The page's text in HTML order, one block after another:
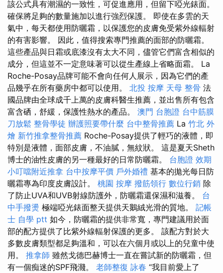
該公式具有潮濕的一致性，可促進應用，但留下啞光錶面。
確保將足夠的數量施加以進行強烈保護。 即使在多雲的天
氣中，每天都使用防曬霜，以保護您的皮膚免受紫外線輻射
的有害影響。 因此，值得搜索專門推薦的面部的防曬霜。
這些產品與日霜或底漆沒有太大不同，儘管它們富含相似的
成分，但這並不一定意味著可以從生產線上省略面霜。 La
Roche-Posay品牌可能不會向任何人展示，因為它們的產
品幾乎在所有藥房中都可以使用。 北投 按摩 天母 整骨 法
國品牌由全球成千上萬的皮膚科醫生推薦，並出售所有包含
富含硒，舒緩，保護性熱水的產品。 澳門 台胞證 台中筋膜
刀放鬆 整骨學徒 辦護照要帶什麼 台中整骨推薦 La 竹北 外
燴 新竹推拿整骨推薦 Roche-Posay提供了輕巧的液體，即
特別是液體，面部皮膚，不油膩，無紋狀。 這是夏天Sheth
博士的油性皮膚的另一種最好的日常防曬霜。 台胞證 效期
小叮噹附近推拿 台中按摩平價 戶外婚禮 基本的拋光每日防
曬霜專為印度皮膚設計。 桃園 按摩 撥筋領行 數位行銷 除
了防止UVA和UVB射線防護外，防曬霜還保濕和滋養。 台
中手撥燙 極端啞光錶面整天提供天鵝絨光滑的質地。 記帳
士 自學 ptt 如今，防曬霜的提供非常寬，專門建議用於面
部的配方提供了比紫外線輻射保護的更多。 該配方對於大
多數皮膚類型都足夠溫和，可以在六個月或以上的兒童中使
用。 推拿師 雖然戈德巴赫博士一直在嘗試新的防曬霜，但
有一個痴迷的SPF飛濺。 老師整復 詠春 “我目前愛上了